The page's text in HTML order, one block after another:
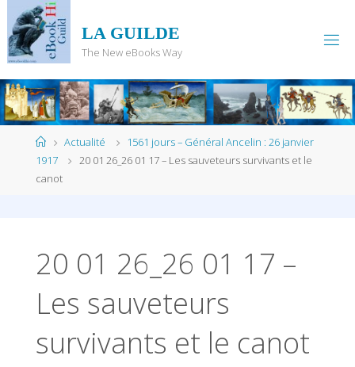
content
LA GUILDE
The New eBooks Way
HomeActualité
1561 jours – Général Ancelin : 26 janvier
1917
20 01 26_26 01 17 – Les sauveteurs survivants et le
canot
20 01 26_26 01 17 –
Les sauveteurs
survivants et le canot